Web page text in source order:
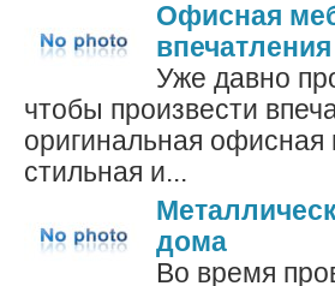
Офисная
впечатления
Уже давно
чтобы произвести
оригинальная
стильная и...
дома
Во время